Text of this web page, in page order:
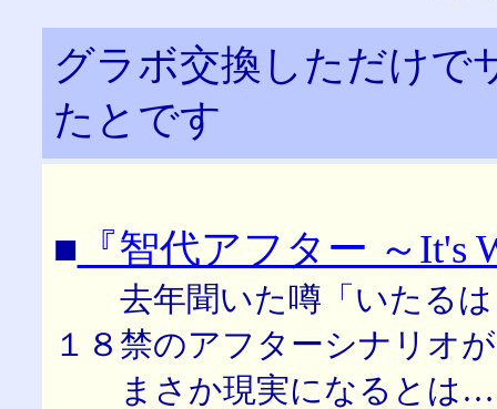
グラボ交換しただけで
たとです
■ 『智代アフター ～It's
去年聞いた噂「いたるは
１８禁のアフターシナリオ
まさか現実になるとは